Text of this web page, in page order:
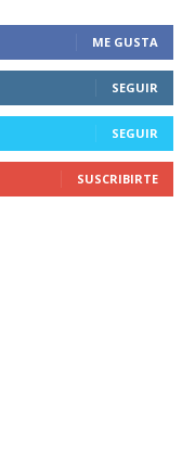
ME GUSTA
SEGUIR
SEGUIR
SUSCRIBIRTE